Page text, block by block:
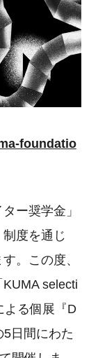
foundatio
ー奨学金」
度を通じ
。この度、
selecti
よる個展『D
日間にわた